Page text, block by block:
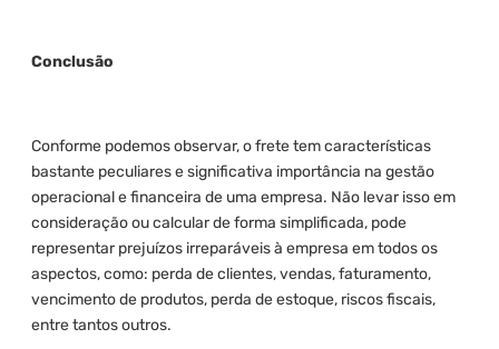
Conclusão
Conforme podemos observar, o frete tem características
bastante peculiares e significativa importância na gestão
operacional e financeira de uma empresa. Não levar isso em
consideração ou calcular de forma simplificada, pode
representar prejuízos irreparáveis à empresa em todos os
aspectos, como: perda de clientes, vendas, faturamento,
vencimento de produtos, perda de estoque, riscos fiscais,
entre tantos outros.